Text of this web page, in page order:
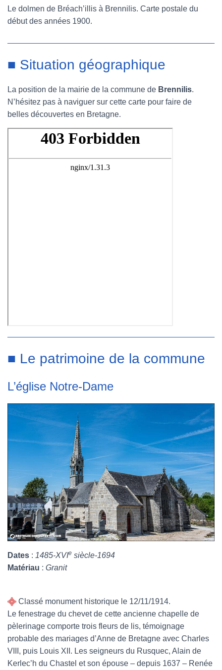
Le dolmen de Bréach’illis à Brennilis. Carte postale du
début des années 1900.
■ Situation géographique
La position de la mairie de la commune de Brennilis.
N’hésitez pas à naviguer sur cette carte pour faire de
belles découvertes en Bretagne.
■ Le patrimoine de la commune
L’église Notre-Dame
Dates : 1485-XVIe siècle-1694
Matériau : Granit
Classé monument historique le 12/11/1914.
Le fenestrage du chevet de cette ancienne chapelle de
pèlerinage comporte trois fleurs de lis, témoignage
probable des mariages d’Anne de Bretagne avec Charles
VIII, puis Louis XII. Les seigneurs du Rusquec, Alain de
Kerlec’h du Chastel et son épouse – depuis 1637 – Renée